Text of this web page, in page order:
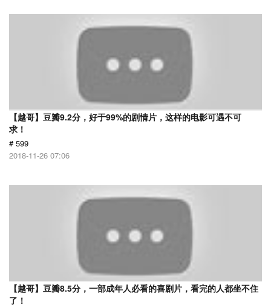
【越哥】豆瓣9.2分，好于99%的剧情片，这样的电影可遇不可
求！
# 599
2018-11-26 07:06
【越哥】豆瓣8.5分，一部成年人必看的喜剧片，看完的人都坐不住
了！